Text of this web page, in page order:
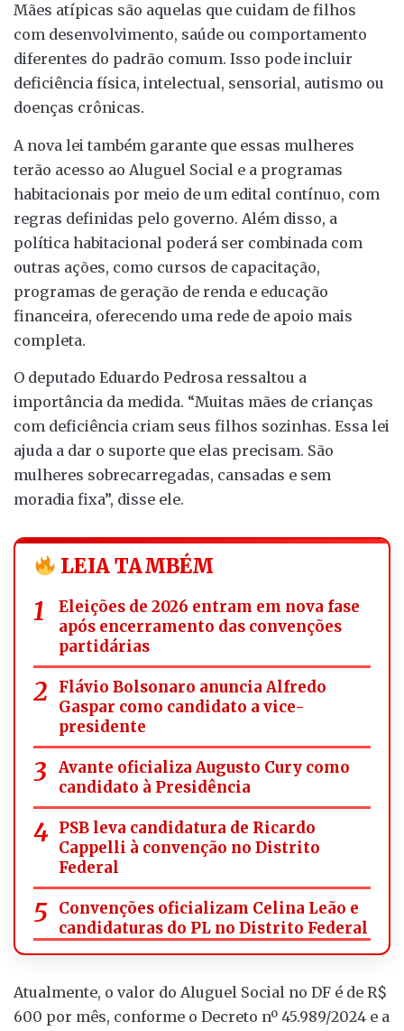
Mães atípicas são aquelas que cuidam de filhos
com desenvolvimento, saúde ou comportamento
diferentes do padrão comum. Isso pode incluir
deficiência física, intelectual, sensorial, autismo ou
doenças crônicas.
A nova lei também garante que essas mulheres
terão acesso ao Aluguel Social e a programas
habitacionais por meio de um edital contínuo, com
regras definidas pelo governo. Além disso, a
política habitacional poderá ser combinada com
outras ações, como cursos de capacitação,
programas de geração de renda e educação
financeira, oferecendo uma rede de apoio mais
completa.
O deputado Eduardo Pedrosa ressaltou a
importância da medida. “Muitas mães de crianças
com deficiência criam seus filhos sozinhas. Essa lei
ajuda a dar o suporte que elas precisam. São
mulheres sobrecarregadas, cansadas e sem
moradia fixa”, disse ele.
LEIA TAMBÉM
Eleições de 2026 entram em nova fase
após encerramento das convenções
partidárias
Flávio Bolsonaro anuncia Alfredo
Gaspar como candidato a vice-
presidente
Avante oficializa Augusto Cury como
candidato à Presidência
PSB leva candidatura de Ricardo
Cappelli à convenção no Distrito
Federal
Convenções oficializam Celina Leão e
candidaturas do PL no Distrito Federal
Atualmente, o valor do Aluguel Social no DF é de R$
600 por mês, conforme o Decreto nº 45.989/2024 e a